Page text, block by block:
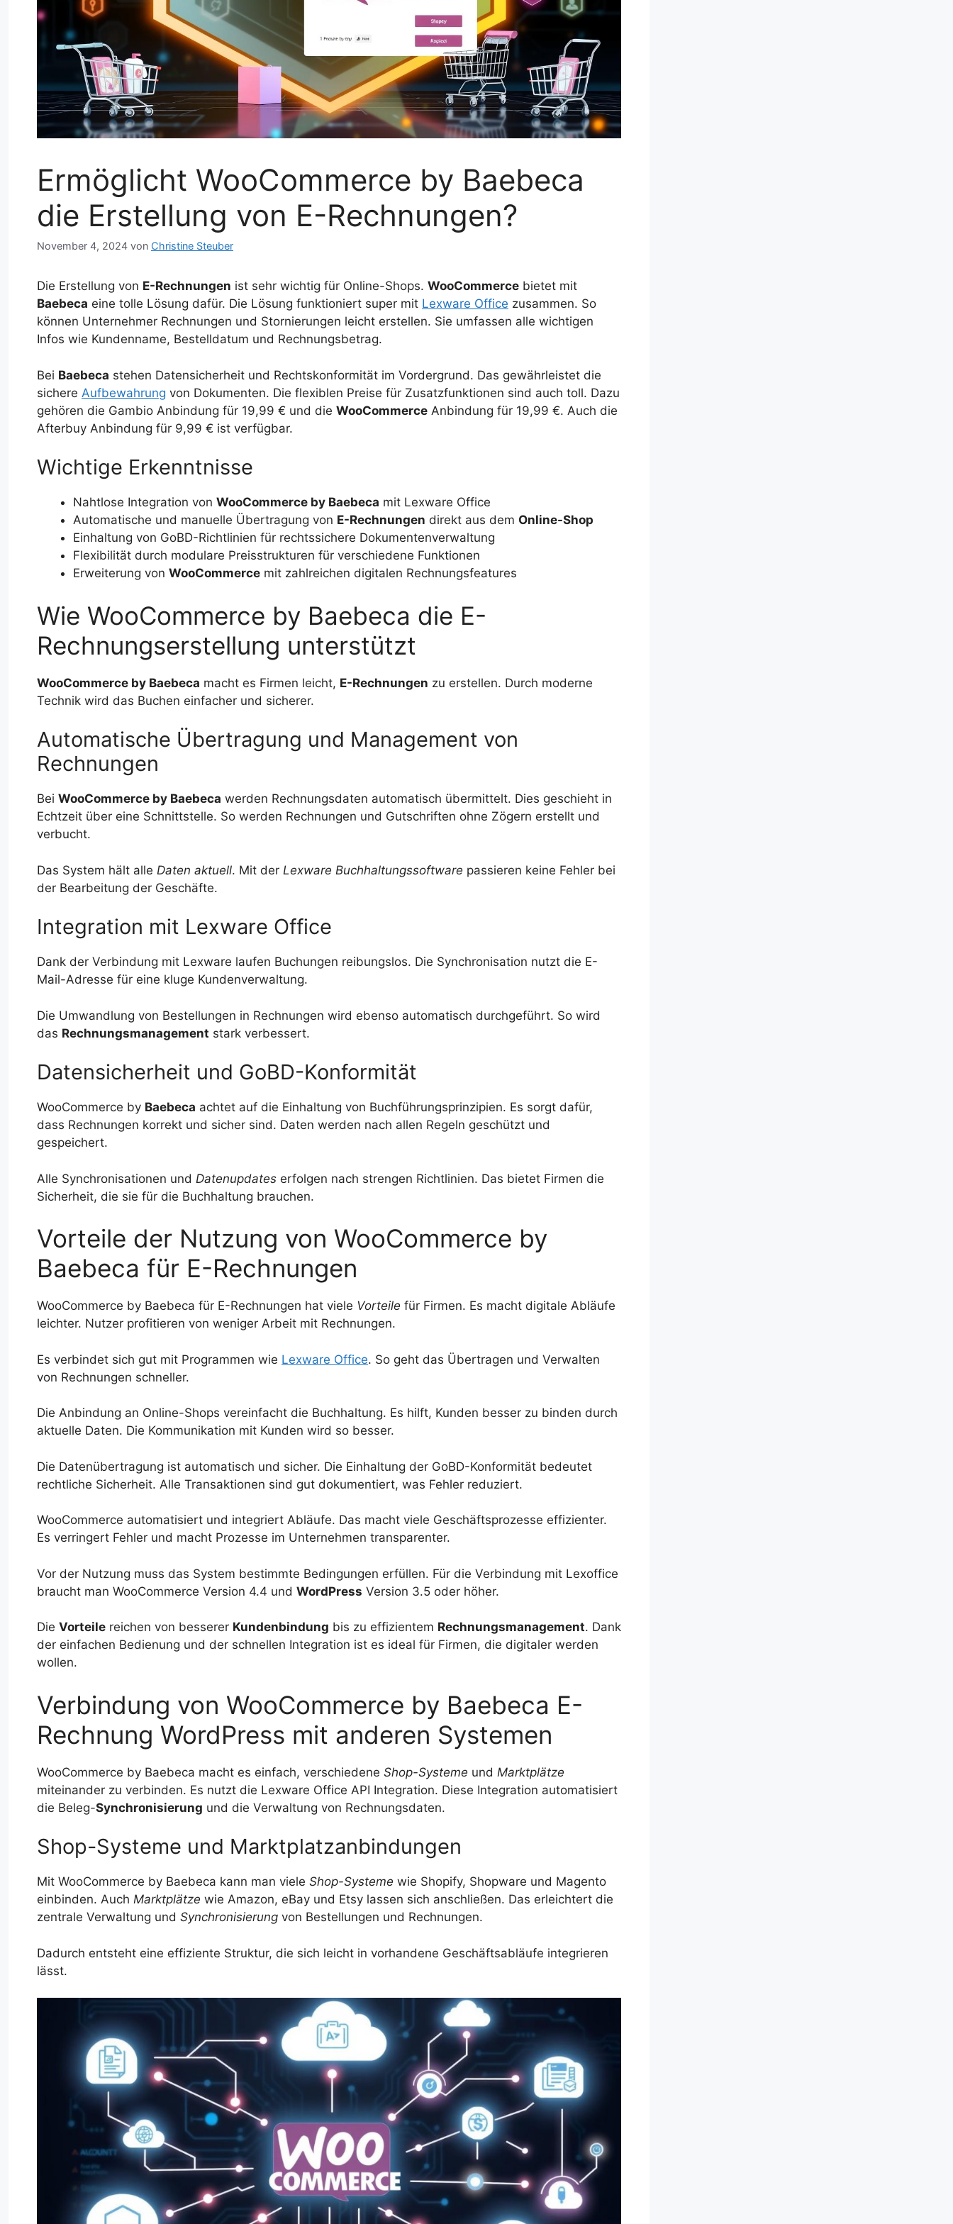
Ermöglicht WooCommerce by Baebeca
die Erstellung von E-Rechnungen?
November 4, 2024 von Christine Steuber
Die Erstellung von E-Rechnungen ist sehr wichtig für Online-Shops. WooCommerce bietet mit
Baebeca eine tolle Lösung dafür. Die Lösung funktioniert super mit Lexware Office zusammen. So
können Unternehmer Rechnungen und Stornierungen leicht erstellen. Sie umfassen alle wichtigen
Infos wie Kundenname, Bestelldatum und Rechnungsbetrag.
Bei Baebeca stehen Datensicherheit und Rechtskonformität im Vordergrund. Das gewährleistet die
sichere Aufbewahrung von Dokumenten. Die flexiblen Preise für Zusatzfunktionen sind auch toll. Dazu
gehören die Gambio Anbindung für 19,99 € und die WooCommerce Anbindung für 19,99 €. Auch die
Afterbuy Anbindung für 9,99 € ist verfügbar.
Wichtige Erkenntnisse
Nahtlose Integration von WooCommerce by Baebeca mit Lexware Office
Automatische und manuelle Übertragung von E-Rechnungen direkt aus dem Online-Shop
Einhaltung von GoBD-Richtlinien für rechtssichere Dokumentenverwaltung
Flexibilität durch modulare Preisstrukturen für verschiedene Funktionen
Erweiterung von WooCommerce mit zahlreichen digitalen Rechnungsfeatures
Wie WooCommerce by Baebeca die E-
Rechnungserstellung unterstützt
WooCommerce by Baebeca macht es Firmen leicht, E-Rechnungen zu erstellen. Durch moderne
Technik wird das Buchen einfacher und sicherer.
Automatische Übertragung und Management von
Rechnungen
Bei WooCommerce by Baebeca werden Rechnungsdaten automatisch übermittelt. Dies geschieht in
Echtzeit über eine Schnittstelle. So werden Rechnungen und Gutschriften ohne Zögern erstellt und
verbucht.
Das System hält alle Daten aktuell. Mit der Lexware Buchhaltungssoftware passieren keine Fehler bei
der Bearbeitung der Geschäfte.
Integration mit Lexware Office
Dank der Verbindung mit Lexware laufen Buchungen reibungslos. Die Synchronisation nutzt die E-
Mail-Adresse für eine kluge Kundenverwaltung.
Die Umwandlung von Bestellungen in Rechnungen wird ebenso automatisch durchgeführt. So wird
das Rechnungsmanagement stark verbessert.
Datensicherheit und GoBD-Konformität
WooCommerce by Baebeca achtet auf die Einhaltung von Buchführungsprinzipien. Es sorgt dafür,
dass Rechnungen korrekt und sicher sind. Daten werden nach allen Regeln geschützt und
gespeichert.
Alle Synchronisationen und Datenupdates erfolgen nach strengen Richtlinien. Das bietet Firmen die
Sicherheit, die sie für die Buchhaltung brauchen.
Vorteile der Nutzung von WooCommerce by
Baebeca für E-Rechnungen
WooCommerce by Baebeca für E-Rechnungen hat viele Vorteile für Firmen. Es macht digitale Abläufe
leichter. Nutzer profitieren von weniger Arbeit mit Rechnungen.
Es verbindet sich gut mit Programmen wie Lexware Office. So geht das Übertragen und Verwalten
von Rechnungen schneller.
Die Anbindung an Online-Shops vereinfacht die Buchhaltung. Es hilft, Kunden besser zu binden durch
aktuelle Daten. Die Kommunikation mit Kunden wird so besser.
Die Datenübertragung ist automatisch und sicher. Die Einhaltung der GoBD-Konformität bedeutet
rechtliche Sicherheit. Alle Transaktionen sind gut dokumentiert, was Fehler reduziert.
WooCommerce automatisiert und integriert Abläufe. Das macht viele Geschäftsprozesse effizienter.
Es verringert Fehler und macht Prozesse im Unternehmen transparenter.
Vor der Nutzung muss das System bestimmte Bedingungen erfüllen. Für die Verbindung mit Lexoffice
braucht man WooCommerce Version 4.4 und WordPress Version 3.5 oder höher.
Die Vorteile reichen von besserer Kundenbindung bis zu effizientem Rechnungsmanagement. Dank
der einfachen Bedienung und der schnellen Integration ist es ideal für Firmen, die digitaler werden
wollen.
Verbindung von WooCommerce by Baebeca E-
Rechnung WordPress mit anderen Systemen
WooCommerce by Baebeca macht es einfach, verschiedene Shop-Systeme und Marktplätze
miteinander zu verbinden. Es nutzt die Lexware Office API Integration. Diese Integration automatisiert
die Beleg-Synchronisierung und die Verwaltung von Rechnungsdaten.
Shop-Systeme und Marktplatzanbindungen
Mit WooCommerce by Baebeca kann man viele Shop-Systeme wie Shopify, Shopware und Magento
einbinden. Auch Marktplätze wie Amazon, eBay und Etsy lassen sich anschließen. Das erleichtert die
zentrale Verwaltung und Synchronisierung von Bestellungen und Rechnungen.
Dadurch entsteht eine effiziente Struktur, die sich leicht in vorhandene Geschäftsabläufe integrieren
lässt.